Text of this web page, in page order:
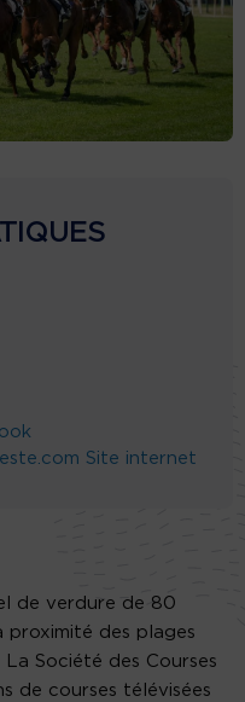
Site internet
de verdure de 80
proximité des plages
Société des Courses
de courses télévisées